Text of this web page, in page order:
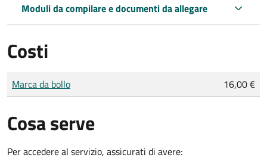
Moduli da compilare e documenti da allegare
Costi
Tipo di pagamento
Importo
Marca da bollo 16,00 €
Cosa serve
Per accedere al servizio, assicurati di avere: